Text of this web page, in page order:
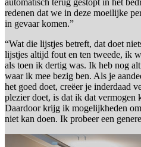
automatisch terug gestopt in het
redenen dat we in deze moeilijke
in gevaar komen.”
“Wat die lijstjes betreft, dat doet
lijstjes altijd fout en ten tweede, ik
als toen ik dertig was. Ik heb nog
waar ik mee bezig ben. Als je
het goed doet, creëer je inderdaad
plezier doet, is dat ik dat vermogen
Daardoor krijg ik mogelijkheden
niet kan doen. Ik probeer een